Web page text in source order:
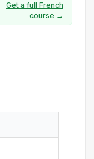
Get a full French
course →